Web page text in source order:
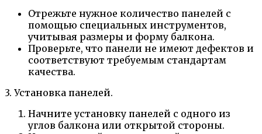
Отрежьте нужное количество панелей с
помощью специальных инструментов,
учитывая размеры и форму балкона.
Проверьте, что панели не имеют дефектов и
соответствуют требуемым стандартам
качества.
3. Установка панелей.
Начните установку панелей с одного из
углов балкона или открытой стороны.